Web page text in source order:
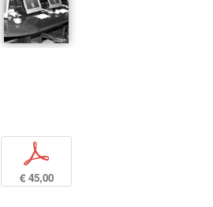
p
€ 45,00